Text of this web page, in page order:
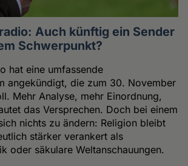
Auch künftig ein Sender
Schwerpunkt?
hat eine umfassende
angekündigt, die zum 30. November
Mehr Analyse, mehr Einordnung,
das Versprechen. Doch bei einem
nichts zu ändern: Religion bleibt
stärker verankert als
oder säkulare Weltanschauungen.